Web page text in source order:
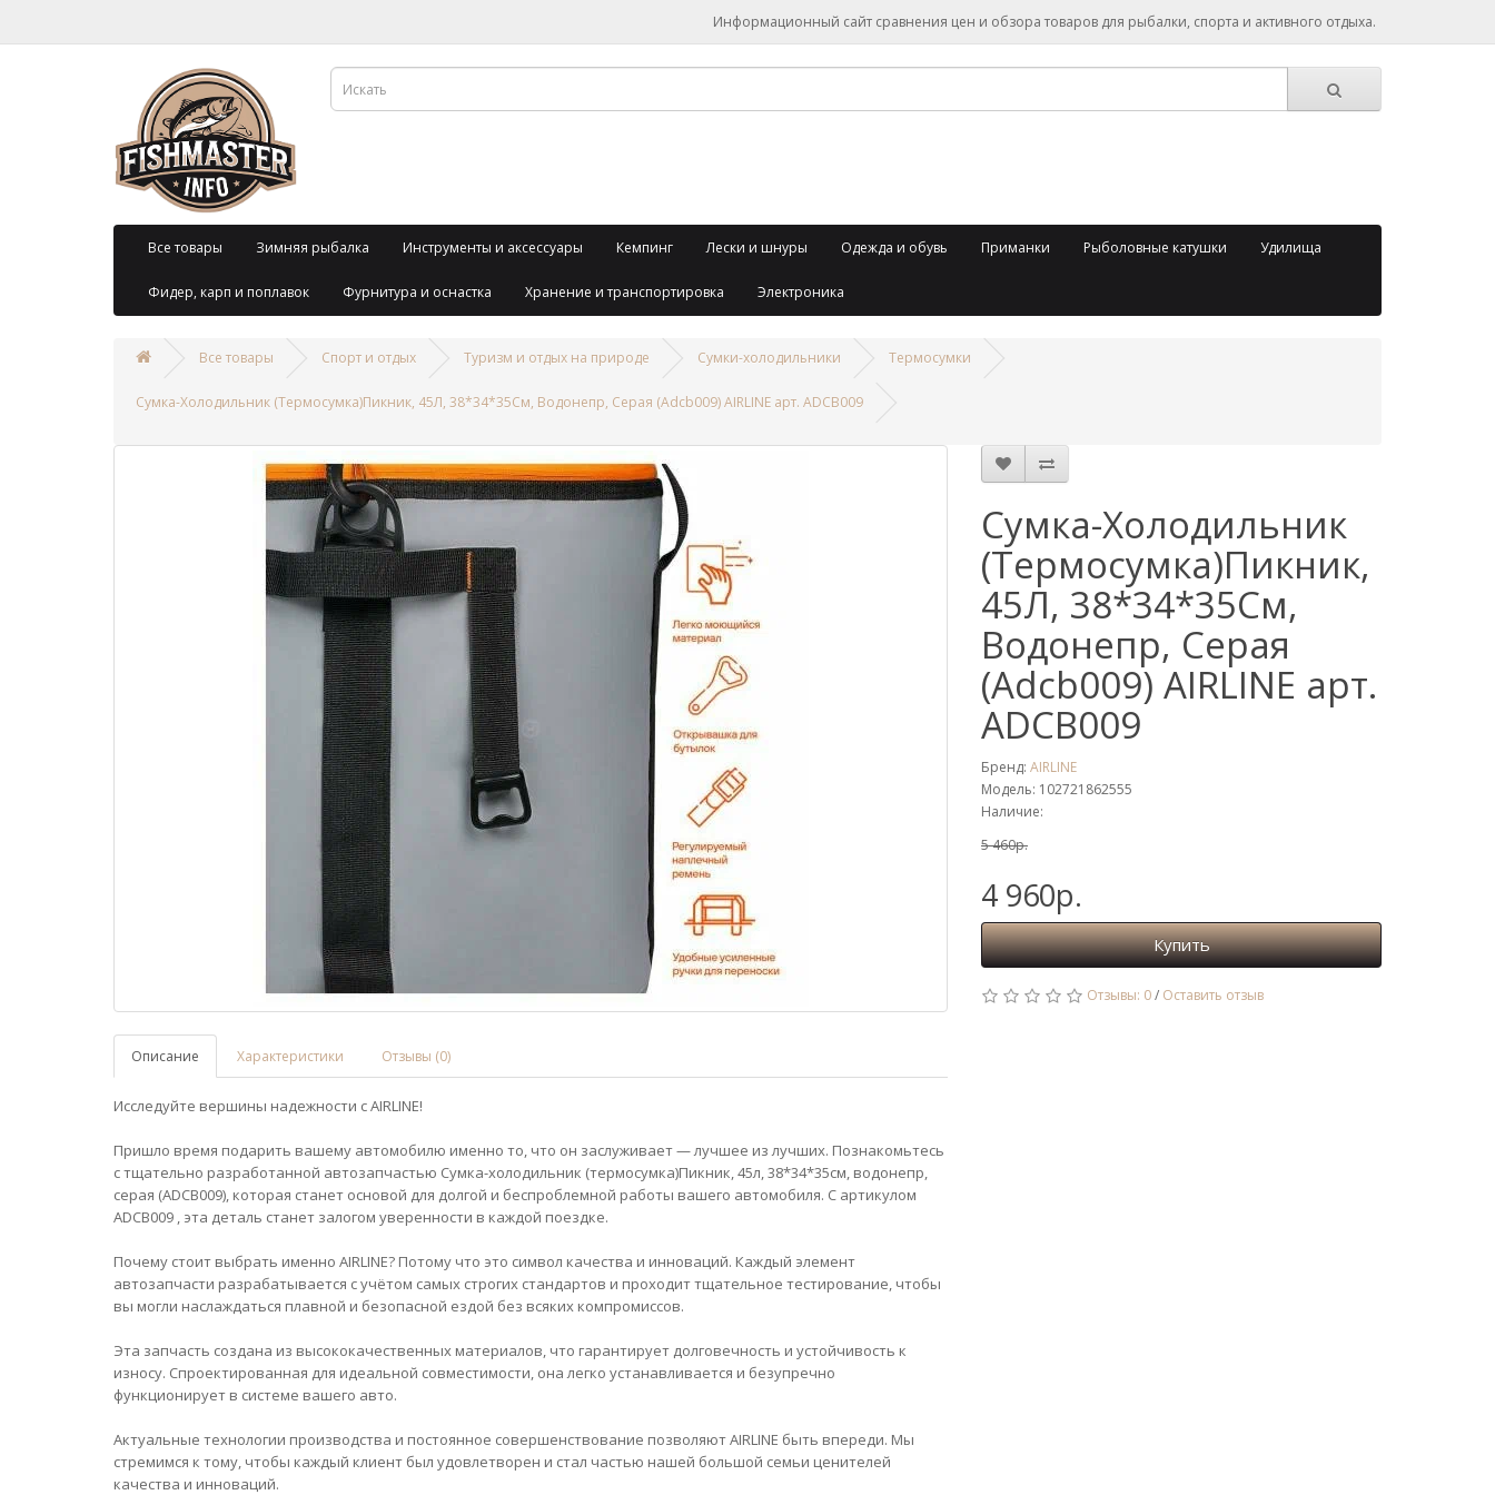
Информационный сайт сравнения цен и обзора товаров для рыбалки, спорта и активного отдыха.
Все товары Зимняя рыбалка Инструменты и аксессуары Кемпинг Лески и шнуры Одежда и обувь Приманки Рыболовные катушки Удилища
Фидер, карп и поплавок Фурнитура и оснастка Хранение и транспортировка Электроника
Все товары Спорт и отдых Туризм и отдых на природе Сумки-холодильники Термосумки
Сумка-Холодильник (Термосумка)Пикник, 45Л, 38*34*35См, Водонепр, Серая (Adcb009) AIRLINE арт. ADCB009
Описание Характеристики Отзывы (0)
Исследуйте вершины надежности с AIRLINE!
Пришло время подарить вашему автомобилю именно то, что он заслуживает — лучшее из лучших. Познакомьтесь
с тщательно разработанной автозапчастью Сумка-холодильник (термосумка)Пикник, 45л, 38*34*35см, водонепр,
серая (ADCB009), которая станет основой для долгой и беспроблемной работы вашего автомобиля. С артикулом
ADCB009 , эта деталь станет залогом уверенности в каждой поездке.
Почему стоит выбрать именно AIRLINE? Потому что это символ качества и инноваций. Каждый элемент
автозапчасти разрабатывается с учётом самых строгих стандартов и проходит тщательное тестирование, чтобы
вы могли наслаждаться плавной и безопасной ездой без всяких компромиссов.
Эта запчасть создана из высококачественных материалов, что гарантирует долговечность и устойчивость к
износу. Спроектированная для идеальной совместимости, она легко устанавливается и безупречно
функционирует в системе вашего авто.
Актуальные технологии производства и постоянное совершенствование позволяют AIRLINE быть впереди. Мы
стремимся к тому, чтобы каждый клиент был удовлетворен и стал частью нашей большой семьи ценителей
качества и инноваций.
Сумка-Холодильник
(Термосумка)Пикник,
45Л, 38*34*35См,
Водонепр, Серая
(Adcb009) AIRLINE арт.
ADCB009
Бренд: AIRLINE
Модель: 102721862555
Наличие:
5 460р.
4 960р.
Купить
Отзывы: 0/ Оставить отзыв